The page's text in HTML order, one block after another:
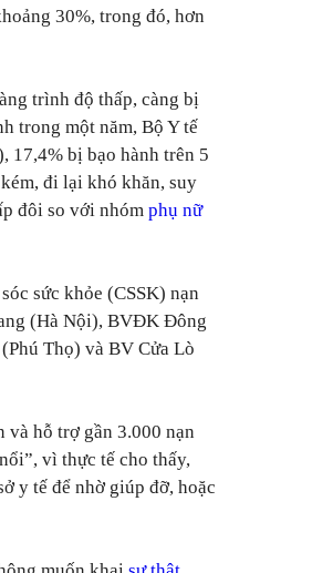
30%, trong đó, hơn
trình độ thấp, càng bị
trong một năm, Bộ Y tế
17,4% bị bạo hành trên 5
đi lại khó khăn, suy
đôi so với nhóm phụ nữ
sức khỏe (CSSK) nạn
(Hà Nội), BVĐK Đông
Thọ) và BV Cửa Lò
và hỗ trợ gần 3.000 nạn
vì thực tế cho thấy,
y tế để nhờ giúp đỡ, hoặc